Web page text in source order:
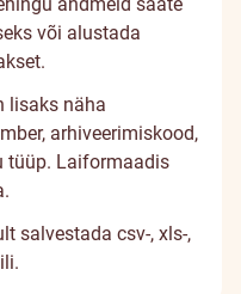
või alustada
lisaks näha
arhiveerimiskood,
tüüp. Laiformaadis
salvestada csv-, xls-,